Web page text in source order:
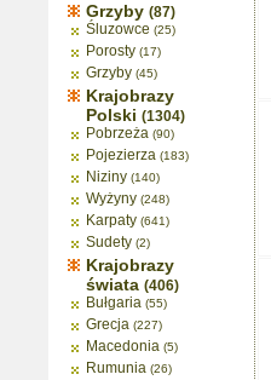
Grzyby (87)
Śluzowce (25)
Porosty (17)
Grzyby (45)
Krajobrazy
Polski (1304)
Pobrzeża (90)
Pojezierza (183)
Niziny (140)
Wyżyny (248)
Karpaty (641)
Sudety (2)
Krajobrazy
świata (406)
Bułgaria (55)
Grecja (227)
Macedonia (5)
Rumunia (26)